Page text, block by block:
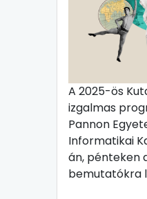
A 2025-ös
izgalmas
Pannon
Informatikai
án, pénteken
bemutatókra